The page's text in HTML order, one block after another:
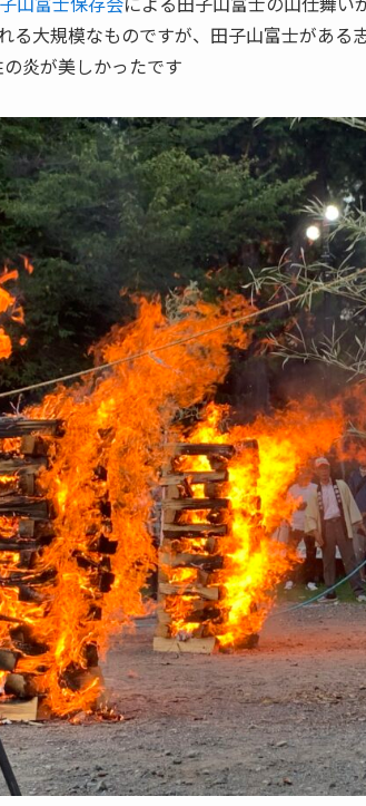
る大規模なものですが、田子山富士がある
炎が美しかったです